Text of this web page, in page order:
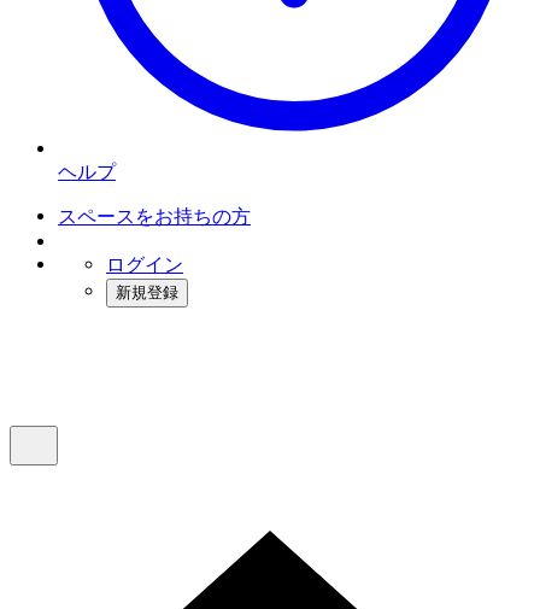
ヘルプ
スペースをお持ちの方
ログイン
新規登録